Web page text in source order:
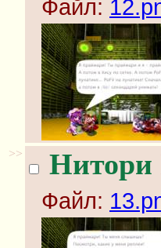
Файл:
>> Нитори
Файл: